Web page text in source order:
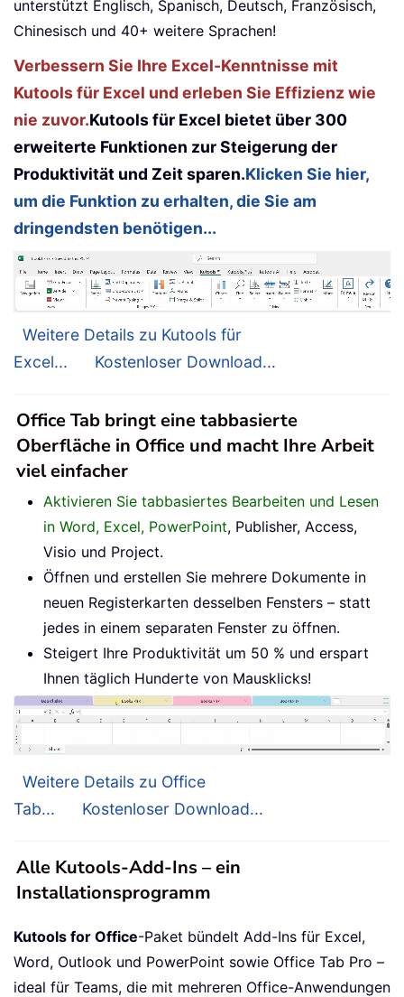
unterstützt Englisch, Spanisch, Deutsch, Französisch,
Chinesisch und 40+ weitere Sprachen!
Verbessern Sie Ihre Excel-Kenntnisse mit
Kutools für Excel und erleben Sie Effizienz wie
nie zuvor.Kutools für Excel bietet über 300
erweiterte Funktionen zur Steigerung der
Produktivität und Zeit sparen.Klicken Sie hier,
um die Funktion zu erhalten, die Sie am
dringendsten benötigen...
Weitere Details zu Kutools für
Excel...
Kostenloser Download...
Office Tab bringt eine tabbasierte
Oberfläche in Office und macht Ihre Arbeit
viel einfacher
Aktivieren Sie tabbasiertes Bearbeiten und Lesen
in Word, Excel, PowerPoint, Publisher, Access,
Visio und Project.
Öffnen und erstellen Sie mehrere Dokumente in
neuen Registerkarten desselben Fensters – statt
jedes in einem separaten Fenster zu öffnen.
Steigert Ihre Produktivität um 50 % und erspart
Ihnen täglich Hunderte von Mausklicks!
Weitere Details zu Office
Tab...
Kostenloser Download...
Alle Kutools-Add-Ins – ein
Installationsprogramm
Kutools for Office-Paket bündelt Add-Ins für Excel,
Word, Outlook und PowerPoint sowie Office Tab Pro –
ideal für Teams, die mit mehreren Office-Anwendungen